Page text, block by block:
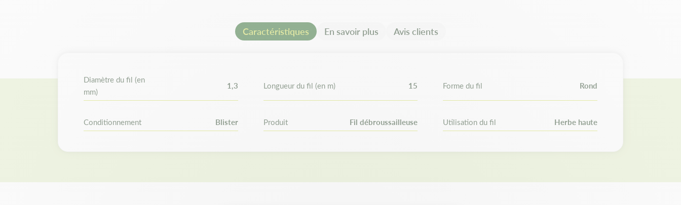
souplesse et sa résistance mécanique dans le temps pour une efficacité
Compatibilité et adaptabilité
Ce fil est compatible avec toutes les marques de débroussailleuses, coupe-
Echo, Parkside, Honda, Dewalt, Makita, McCulloch, Einhell, Dolmar, Bosch,
Caractéristiques En savoir plus Avis clients
Diamètre du fil (en
mm)
1,3 Longueur du fil (en m) 15 Forme du fil Rond
Conditionnement Blister Produit Fil débroussailleuse Utilisation du fil Herbe haute